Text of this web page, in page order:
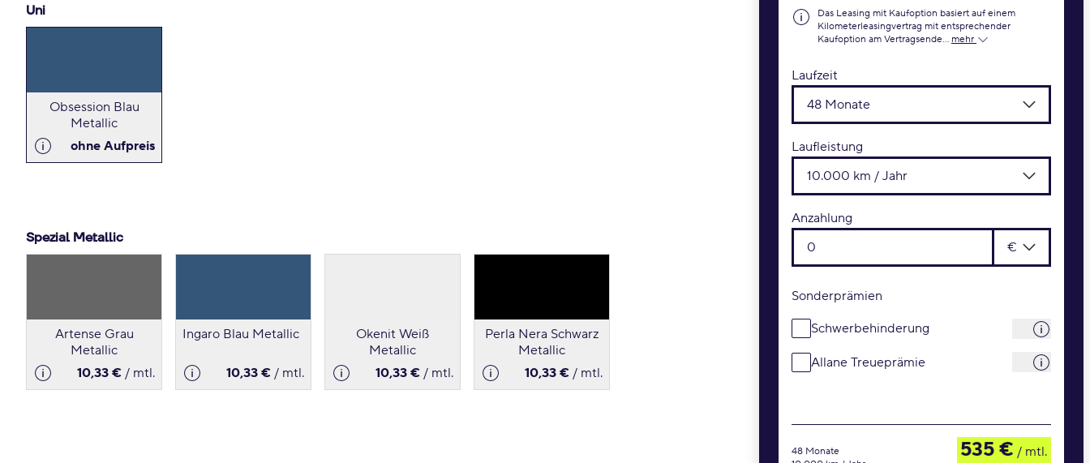
Uni
Obsession Blau
Metallic
ohne Aufpreis
Spezial Metallic
Artense Grau
Metallic
10,33 € / mtl.
Ingaro Blau Metallic
10,33 € / mtl.
Okenit Weiß
Metallic
10,33 € / mtl.
Perla Nera Schwarz
Metallic
10,33 € / mtl.
Das Leasing mit Kaufoption basiert auf einem
Kilometerleasingvertrag mit entsprechender
Kaufoption am Vertragsende... mehr
Laufzeit
48 Monate
Laufleistung
10.000 km / Jahr
Anzahlung
€
Sonderprämien
Schwerbehinderung
Allane Treueprämie
48 Monate
535 € / mtl.